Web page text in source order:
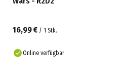
16,99 € / 1 Stk.
Online verfügbar